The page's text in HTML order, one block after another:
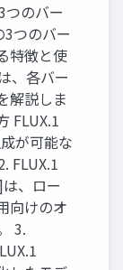
つのバー
3つのバー
特徴と使
、各バー
解説しま
FLUX.1
が可能な
FLUX.1
、ロー
向けのオ
3.